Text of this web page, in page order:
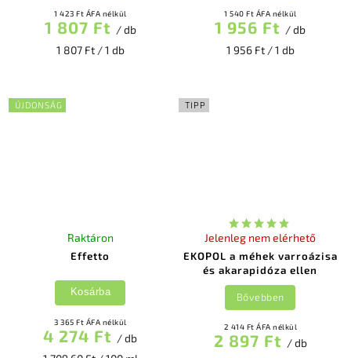
1 423 Ft ÁFA nélkül
1 807 Ft / db
1 807 Ft / 1 db
1 540 Ft ÁFA nélkül
1 956 Ft / db
1 956 Ft / 1 db
ÚJDONSÁG
Effetto
Raktáron
3 365 Ft ÁFA nélkül
4 274 Ft / db
Kosárba
TIPP
EKOPOL a méhek varroázisa
és akarapidóza ellen
Jelenleg nem elérhető
2 414 Ft ÁFA nélkül
2 897 Ft / db
Bővebben